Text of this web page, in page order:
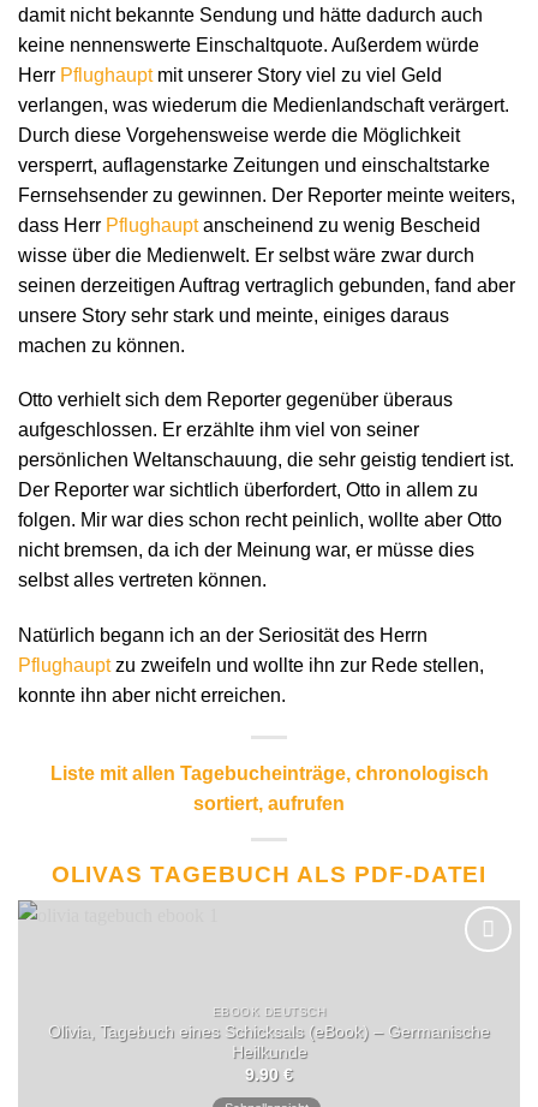
damit nicht bekannte Sendung und hätte dadurch auch
keine nennenswerte Einschaltquote. Außerdem würde
Herr Pflughauptmit unserer Story viel zu viel Geld
verlangen, was wiederum die Medienlandschaft verärgert.
Durch diese Vorgehensweise werde die Möglichkeit
versperrt, auflagenstarke Zeitungen und einschaltstarke
Fernsehsender zu gewinnen. Der Reporter meinte weiters,
dass Herr Pflughauptanscheinend zu wenig Bescheid
wisse über die Medienwelt. Er selbst wäre zwar durch
seinen derzeitigen Auftrag vertraglich gebunden, fand aber
unsere Story sehr stark und meinte, einiges daraus
machen zu können.
Otto verhielt sich dem Reporter gegenüber überaus
aufgeschlossen. Er erzählte ihm viel von seiner
persönlichen Weltanschauung, die sehr geistig tendiert ist.
Der Reporter war sichtlich überfordert, Otto in allem zu
folgen. Mir war dies schon recht peinlich, wollte aber Otto
nicht bremsen, da ich der Meinung war, er müsse dies
selbst alles vertreten können.
Natürlich begann ich an der Seriosität des Herrn
Pflughauptzu zweifeln und wollte ihn zur Rede stellen,
konnte ihn aber nicht erreichen.
Liste mit allen Tagebucheinträge, chronologisch
sortiert, aufrufen
OLIVAS TAGEBUCH ALS PDF-DATEI
EBOOK DEUTSCH
Olivia, Tagebuch eines Schicksals (eBook) – Germanische
Heilkunde
9.90 €